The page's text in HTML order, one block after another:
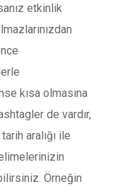
etkinlik
kısa olmasına
de vardır,
aralığı ile
Örneğin